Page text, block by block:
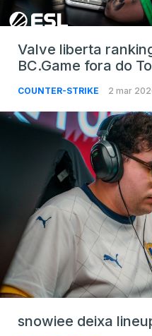
Valve liberta
BC.Game fora do
COUNTER-STRIKE 2 mar
snowiee deixa